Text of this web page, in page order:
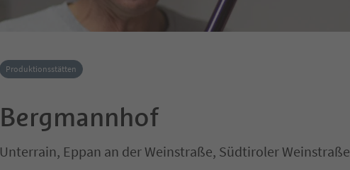
Produktionsstätten
Bergmannhof
Unterrain, Eppan an der Weinstraße, Südtiroler Weinstraße